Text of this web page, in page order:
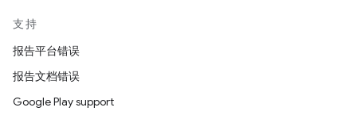
支持
报告平台错误
报告文档错误
Google Play support